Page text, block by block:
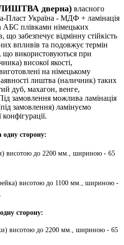
дверна) власного
Пласт Україна - МДФ + ламінація
плівками німецьких
забезпечує відмінну стійкість
впливів та подовжує термін
що використовуються при
високої якості,
на німецькому
лиштва (наличник) таких
дуб, махагон, венге,
замовлення можлива ламінація
замовлення) ламінуємо
одну сторону:
висотою до 2200 мм., шириною - 65
висотою до 1100 мм., шириною -
сторону:
висотою до 2200 мм., шириною - 65